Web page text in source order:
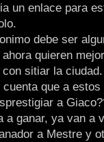
un enlace para
debe ser
quieren
sitiar la
que a
a
a ganar, ya van a
a Mestre y